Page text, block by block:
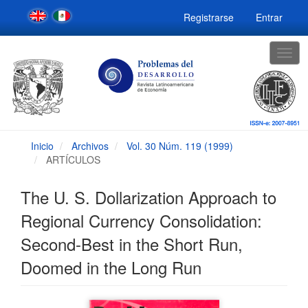
Navegación
principal
Contenido
Barra
lateral
Registrarse Entrar
Inicio Archivos
Vol. 30 Núm. 119 (1999)
ARTÍCULOS
The U. S. Dollarization Approach to
Regional Currency Consolidation:
Second-Best in the Short Run,
Doomed in the Long Run